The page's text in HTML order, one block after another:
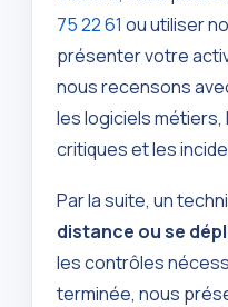
75 22 61 ou utiliser
présenter votre
nous recensons
les logiciels
critiques et les
Par la suite, un
distance ou se
les contrôles
terminée, nous